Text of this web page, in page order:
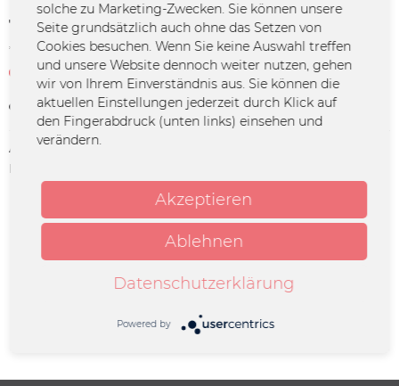
1,00 € *
*inkl. MwSt.zzgl. Versandkosten
Zur Zeit leider nicht verfügbar
Merken
Artikel-Nr.:
Herstellerinfo:
Friedrich-Ebert-Straße 7 | 48153
Münster |
support@merchcowboy.com
Beschreibung
In unserem kleinen “Set der Solidarität” sind drei
solche zu Marketing-Zwecken. Sie können unsere
Seite grundsätzlich auch ohne das Setzen von
Cookies besuchen. Wenn Sie keine Auswahl treffen
und unsere Website dennoch weiter nutzen, gehen
wir von Ihrem Einverständnis aus. Sie können die
aktuellen Einstellungen jederzeit durch Klick auf
den Fingerabdruck (unten links) einsehen und
verändern.
Akzeptieren
Ablehnen
Datenschutzerklärung
Powered by